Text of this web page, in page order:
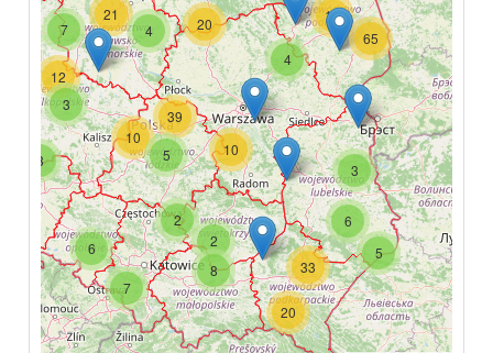
21
7
3
12
8
3
4
18
65
6
7
2
5
10
4 20
39
10
5
6
2
8
33
20